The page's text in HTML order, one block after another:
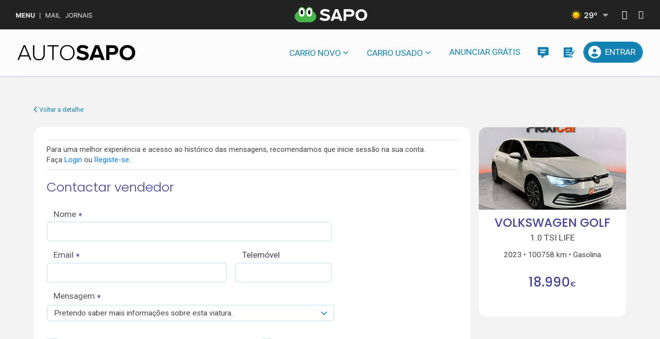
MENU MAIL JORNAIS 29º
CARRO NOVO CARRO USADO ANUNCIAR GRÁTIS ENTRAR
Voltar a detalhe
Para uma melhor experiência e acesso ao histórico das mensagens, recomendamos que inicie sessão na sua conta.
Faça Login ou Registe-se.
Contactar vendedor
Nome
Email Telemóvel
Mensagem
Pretendo saber mais informações sobre esta viatura.
VOLKSWAGEN GOLF
1.0 TSI LIFE
2023 100758 km Gasolina
18.990€